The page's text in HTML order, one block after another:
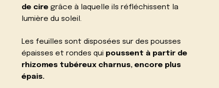
de cire grâce à laquelle ils réfléchissent la
lumière du soleil.
Les feuilles sont disposées sur des pousses
épaisses et rondes qui poussent à partir de
rhizomes tubéreux charnus, encore plus
épais.